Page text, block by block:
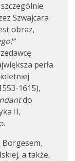
Szwajcara
obraz,
perła
1615),
do
II,
Borgesem,
a także,